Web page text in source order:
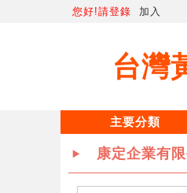
您好!請登錄 加入
台灣
主要分類
康定企業有限